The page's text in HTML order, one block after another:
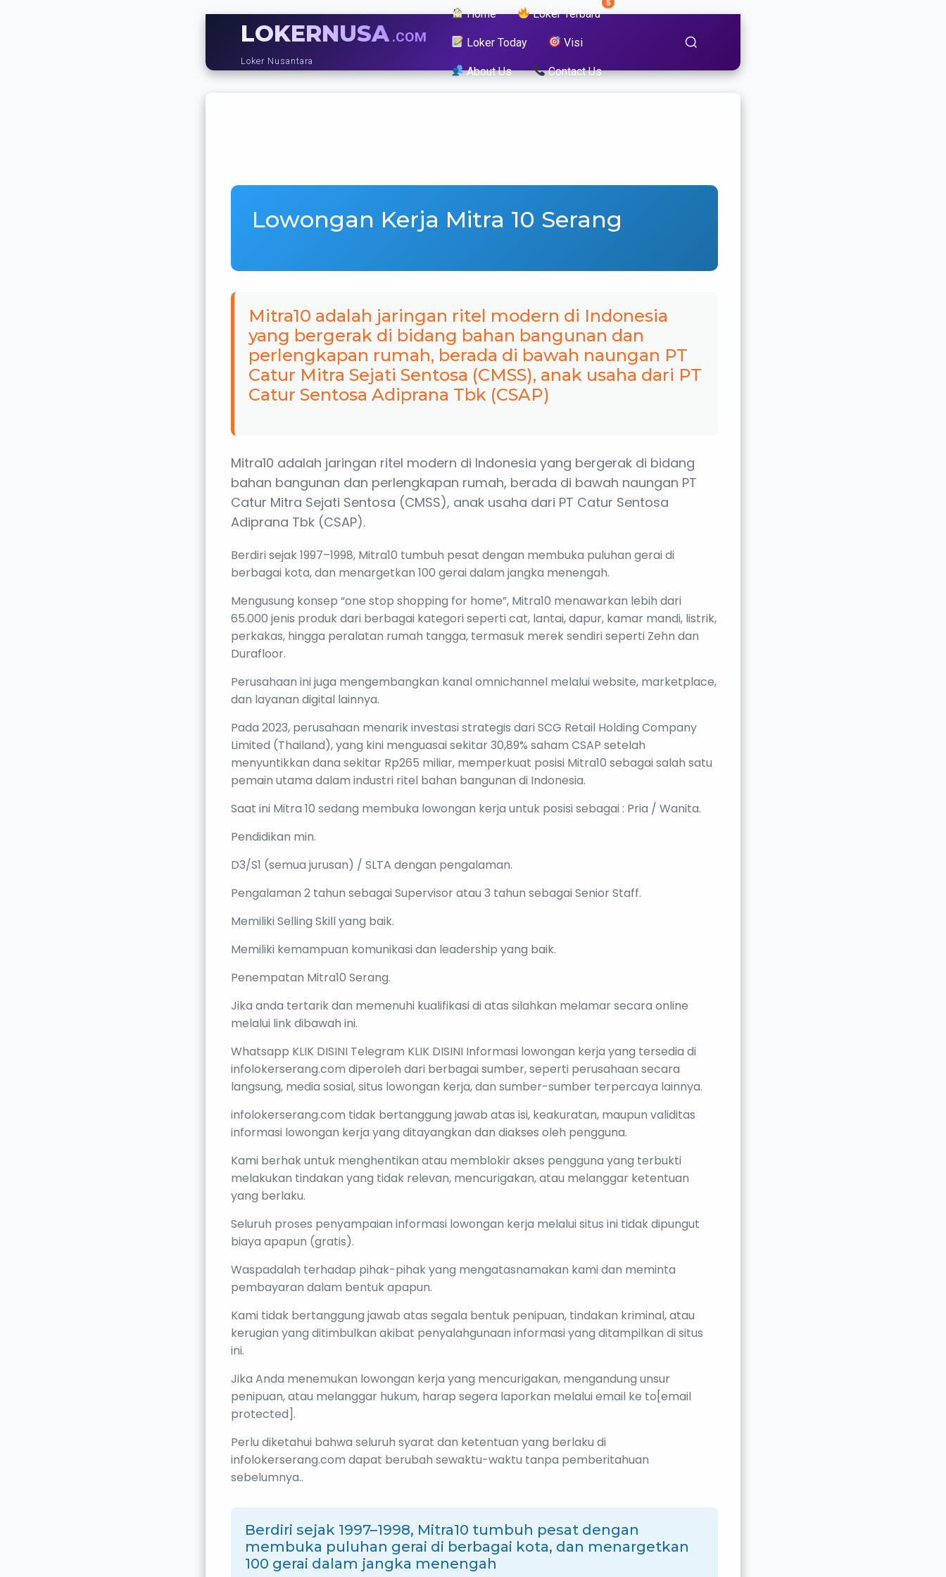
LOKERNUSA .COM
Loker Nusantara
Home Loker Terbaru
Loker Today Visi
About Us Contact Us
Lowongan Kerja Mitra 10 Serang
Mitra10 adalah jaringan ritel modern di Indonesia
yang bergerak di bidang bahan bangunan dan
perlengkapan rumah, berada di bawah naungan PT
Catur Mitra Sejati Sentosa (CMSS), anak usaha dari PT
Catur Sentosa Adiprana Tbk (CSAP)
Mitra10 adalah jaringan ritel modern di Indonesia yang bergerak di bidang
bahan bangunan dan perlengkapan rumah, berada di bawah naungan PT
Catur Mitra Sejati Sentosa (CMSS), anak usaha dari PT Catur Sentosa
Adiprana Tbk (CSAP).
Berdiri sejak 1997–1998, Mitra10 tumbuh pesat dengan membuka puluhan gerai di
berbagai kota, dan menargetkan 100 gerai dalam jangka menengah.
Mengusung konsep “one stop shopping for home”, Mitra10 menawarkan lebih dari
65.000 jenis produk dari berbagai kategori seperti cat, lantai, dapur, kamar mandi, listrik,
perkakas, hingga peralatan rumah tangga, termasuk merek sendiri seperti Zehn dan
Durafloor.
Perusahaan ini juga mengembangkan kanal omnichannel melalui website, marketplace,
dan layanan digital lainnya.
Pada 2023, perusahaan menarik investasi strategis dari SCG Retail Holding Company
Limited (Thailand), yang kini menguasai sekitar 30,89% saham CSAP setelah
menyuntikkan dana sekitar Rp265 miliar, memperkuat posisi Mitra10 sebagai salah satu
pemain utama dalam industri ritel bahan bangunan di Indonesia.
Saat ini Mitra 10 sedang membuka lowongan kerja untuk posisi sebagai : Pria / Wanita.
Pendidikan min.
D3/S1 (semua jurusan) / SLTA dengan pengalaman.
Pengalaman 2 tahun sebagai Supervisor atau 3 tahun sebagai Senior Staff.
Memiliki Selling Skill yang baik.
Memiliki kemampuan komunikasi dan leadership yang baik.
Penempatan Mitra10 Serang.
Jika anda tertarik dan memenuhi kualifikasi di atas silahkan melamar secara online
melalui link dibawah ini.
Whatsapp KLIK DISINI Telegram KLIK DISINI Informasi lowongan kerja yang tersedia di
infolokerserang.com diperoleh dari berbagai sumber, seperti perusahaan secara
langsung, media sosial, situs lowongan kerja, dan sumber-sumber terpercaya lainnya.
infolokerserang.com tidak bertanggung jawab atas isi, keakuratan, maupun validitas
informasi lowongan kerja yang ditayangkan dan diakses oleh pengguna.
Kami berhak untuk menghentikan atau memblokir akses pengguna yang terbukti
melakukan tindakan yang tidak relevan, mencurigakan, atau melanggar ketentuan
yang berlaku.
Seluruh proses penyampaian informasi lowongan kerja melalui situs ini tidak dipungut
biaya apapun (gratis).
Waspadalah terhadap pihak-pihak yang mengatasnamakan kami dan meminta
pembayaran dalam bentuk apapun.
Kami tidak bertanggung jawab atas segala bentuk penipuan, tindakan kriminal, atau
kerugian yang ditimbulkan akibat penyalahgunaan informasi yang ditampilkan di situs
ini.
Jika Anda menemukan lowongan kerja yang mencurigakan, mengandung unsur
penipuan, atau melanggar hukum, harap segera laporkan melalui email ke to[email
protected].
Perlu diketahui bahwa seluruh syarat dan ketentuan yang berlaku di
infolokerserang.com dapat berubah sewaktu-waktu tanpa pemberitahuan
sebelumnya..
Berdiri sejak 1997–1998, Mitra10 tumbuh pesat dengan
membuka puluhan gerai di berbagai kota, dan menargetkan
100 gerai dalam jangka menengah